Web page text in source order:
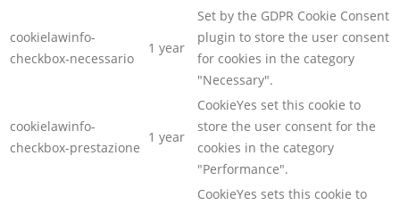
cookielawinfo-
checkbox-necessario
1 year
Set by the GDPR Cookie Consent
plugin to store the user consent
for cookies in the category
"Necessary".
cookielawinfo-
checkbox-prestazione
1 year
CookieYes set this cookie to
store the user consent for the
cookies in the category
"Performance".
CookieYes sets this cookie to